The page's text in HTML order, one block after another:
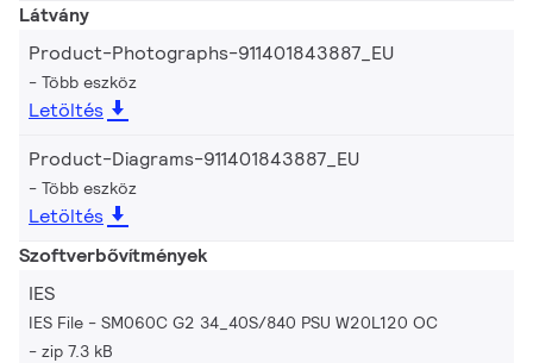
Látvány
Product-Photographs-911401843887_EU
Több eszköz
Letöltés
Product-Diagrams-911401843887_EU
Több eszköz
Letöltés
Szoftverbővítmények
IES
IES File - SM060C G2 34_40S/840 PSU W20L120 OC
zip 7.3 kB